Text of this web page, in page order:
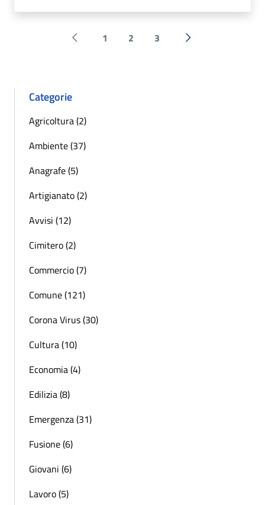
Pagina precedente
1 2 3 Successiva »
Categorie
Agricoltura (2)
Ambiente (37)
Anagrafe (5)
Artigianato (2)
Avvisi (12)
Cimitero (2)
Commercio (7)
Comune (121)
Corona Virus (30)
Cultura (10)
Economia (4)
Edilizia (8)
Emergenza (31)
Fusione (6)
Giovani (6)
Lavoro (5)